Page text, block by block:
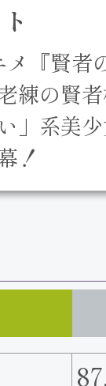
『賢者
練の賢
」系美
！